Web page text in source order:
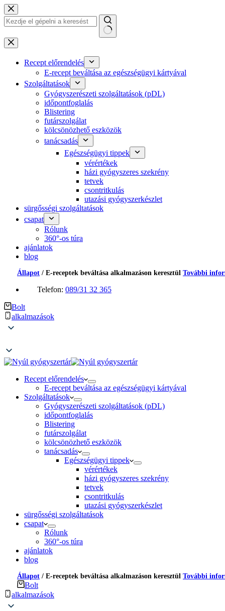
Ugrás
a
tartalomra
Nincs
találat
Recept előrendelés
E-recept beváltása az egészségügyi kártyával
Szolgáltatások
Gyógyszerészeti szolgáltatások (pDL)
időpontfoglalás
Blistering
futárszolgálat
kölcsönözhető eszközök
tanácsadás
Egészségügyi tippek
vérértékek
házi gyógyszeres szekrény
tetvek
csontritkulás
utazási gyógyszerkészlet
sürgősségi szolgáltatások
csapat
Rólunk
360°-os túra
ajánlatok
blog
Állapot / E-receptek beváltása alkalmazáson keresztül További
Telefon: 089/31 32 365
Bolt
alkalmazások
Recept előrendelés
E-recept beváltása az egészségügyi kártyával
Szolgáltatások
Gyógyszerészeti szolgáltatások (pDL)
időpontfoglalás
Blistering
futárszolgálat
kölcsönözhető eszközök
tanácsadás
Egészségügyi tippek
vérértékek
házi gyógyszeres szekrény
tetvek
csontritkulás
utazási gyógyszerkészlet
sürgősségi szolgáltatások
csapat
Rólunk
360°-os túra
ajánlatok
blog
Állapot / E-receptek beváltása alkalmazáson keresztül További
Bolt
alkalmazások